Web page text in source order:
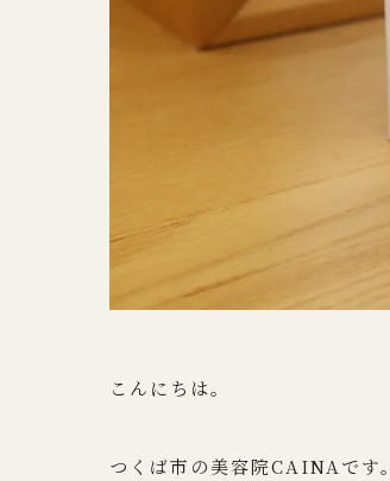
こんにちは。
つくば市の美容院CAINAです。